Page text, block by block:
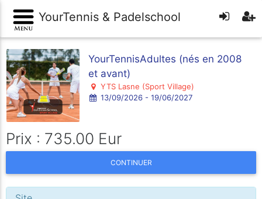
YourTennis & Padelschool
YourTennisAdultes (nés en 2008
et avant)
YTS Lasne (Sport Village)
13/09/2026 - 19/06/2027
Prix : 735.00 Eur
CONTINUER